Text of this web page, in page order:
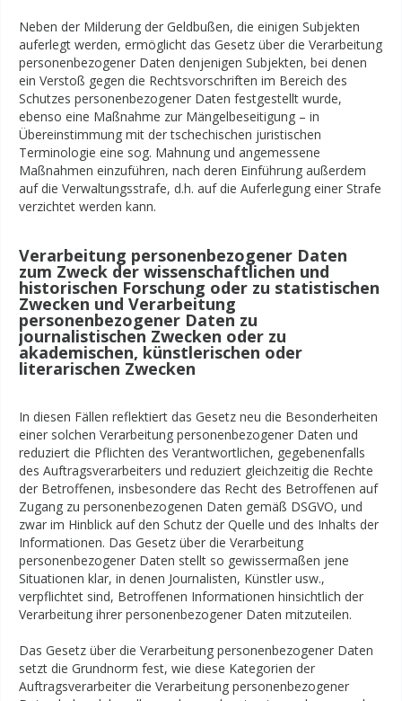
Neben der Milderung der Geldbußen, die einigen Subjekten
auferlegt werden, ermöglicht das Gesetz über die Verarbeitung
personenbezogener Daten denjenigen Subjekten, bei denen
ein Verstoß gegen die Rechtsvorschriften im Bereich des
Schutzes personenbezogener Daten festgestellt wurde,
ebenso eine Maßnahme zur Mängelbeseitigung – in
Übereinstimmung mit der tschechischen juristischen
Terminologie eine sog. Mahnung und angemessene
Maßnahmen einzuführen, nach deren Einführung außerdem
auf die Verwaltungsstrafe, d.h. auf die Auferlegung einer Strafe
verzichtet werden kann.
Verarbeitung personenbezogener Daten
zum Zweck der wissenschaftlichen und
historischen Forschung oder zu statistischen
Zwecken und Verarbeitung
personenbezogener Daten zu
journalistischen Zwecken oder zu
akademischen, künstlerischen oder
literarischen Zwecken
In diesen Fällen reflektiert das Gesetz neu die Besonderheiten
einer solchen Verarbeitung personenbezogener Daten und
reduziert die Pflichten des Verantwortlichen, gegebenenfalls
des Auftragsverarbeiters und reduziert gleichzeitig die Rechte
der Betroffenen, insbesondere das Recht des Betroffenen auf
Zugang zu personenbezogenen Daten gemäß DSGVO, und
zwar im Hinblick auf den Schutz der Quelle und des Inhalts der
Informationen. Das Gesetz über die Verarbeitung
personenbezogener Daten stellt so gewissermaßen jene
Situationen klar, in denen Journalisten, Künstler usw.,
verpflichtet sind, Betroffenen Informationen hinsichtlich der
Verarbeitung ihrer personenbezogener Daten mitzuteilen.
Das Gesetz über die Verarbeitung personenbezogener Daten
setzt die Grundnorm fest, wie diese Kategorien der
Auftragsverarbeiter die Verarbeitung personenbezogener